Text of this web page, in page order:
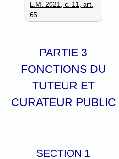
L.M. 2021, c. 11, art.
65.
PARTIE 3
FONCTIONS DU
TUTEUR ET
CURATEUR PUBLIC
SECTION 1